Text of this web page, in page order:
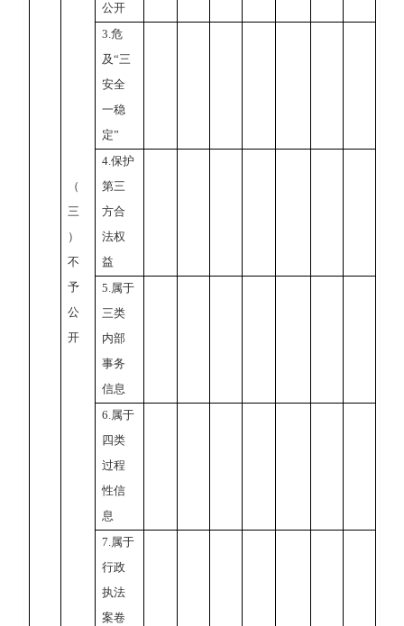
（
三
）
不
予
公
开
公开
3.危
及“三
安全
一稳
定”
4.保护
第三
方合
法权
益
5.属于
三类
内部
事务
信息
6.属于
四类
过程
性信
息
7.属于
行政
执法
案卷